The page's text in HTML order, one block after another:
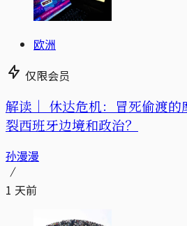
欧洲
仅限会员
解读｜ 休达危机：冒死偷渡
裂西班牙边境和政治？
孙漫漫
1 天前